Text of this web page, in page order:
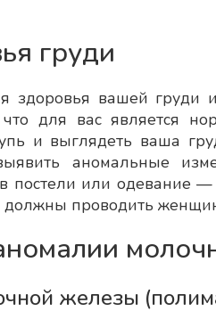
груди
здоровья вашей груди
для вас является
и выглядеть ваша
аномальные
постели или одевание
проводить
железы